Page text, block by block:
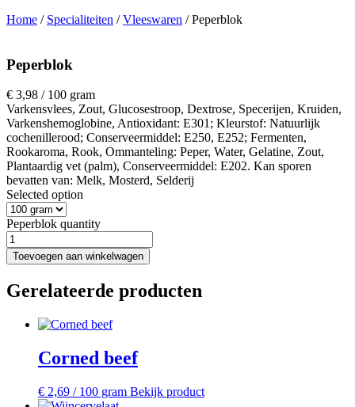
Home / Specialiteiten /Vleeswaren / Peperblok
Peperblok
€ 3,98 / 100 gram
Varkensvlees, Zout, Glucosestroop, Dextrose, Specerijen, Kruiden,
Varkenshemoglobine, Antioxidant: E301; Kleurstof: Natuurlijk
cochenillerood; Conserveermiddel: E250, E252; Fermenten,
Rookaroma, Rook, Ommanteling: Peper, Water, Gelatine, Zout,
Plantaardig vet (palm), Conserveermiddel: E202. Kan sporen
bevatten van: Melk, Mosterd, Selderij
Selected option
Peperblok quantity
Toevoegen aan winkelwagen
Gerelateerde producten
Corned beef
€ 2,69 / 100 gram Bekijk product